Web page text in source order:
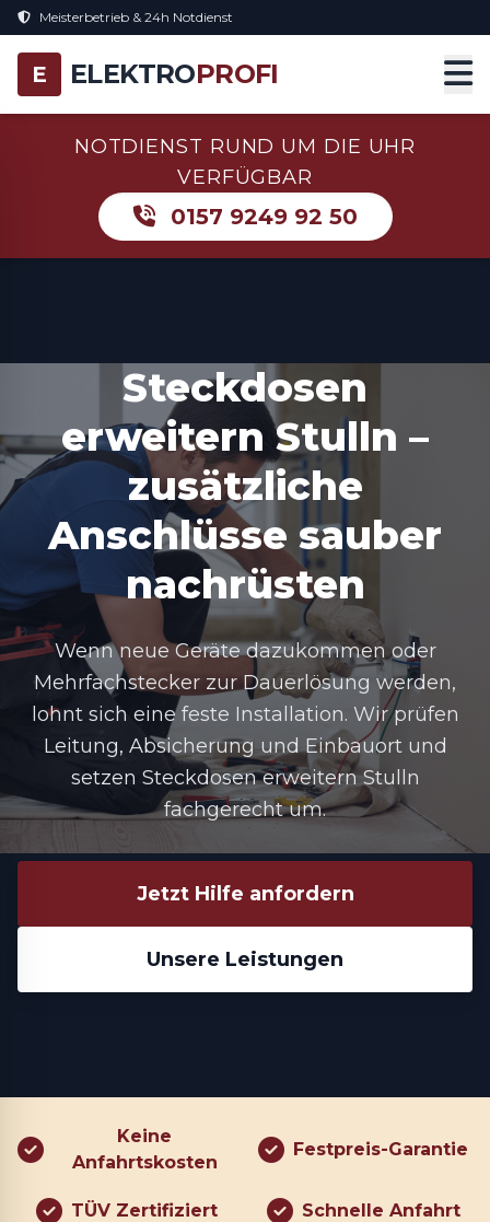
Meisterbetrieb & 24h Notdienst
E ELEKTROPROFI
NOTDIENST RUND UM DIE UHR
VERFÜGBAR
0157 9249 92 50
Steckdosen
erweitern Stulln –
zusätzliche
Anschlüsse sauber
nachrüsten
Wenn neue Geräte dazukommen oder
Mehrfachstecker zur Dauerlösung werden,
lohnt sich eine feste Installation. Wir prüfen
Leitung, Absicherung und Einbauort und
setzen Steckdosen erweitern Stulln
fachgerecht um.
Jetzt Hilfe anfordern
Unsere Leistungen
Keine
Anfahrtskosten
Festpreis-Garantie
TÜV Zertifiziert Schnelle Anfahrt